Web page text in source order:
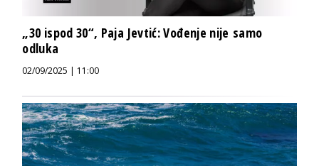
„30 ispod 30“, Paja Jevtić: Vođenje nije samo
odluka
02/09/2025 | 11:00